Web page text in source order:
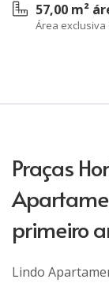
57,00 m²
Área
Praças
primeiro
Lindo